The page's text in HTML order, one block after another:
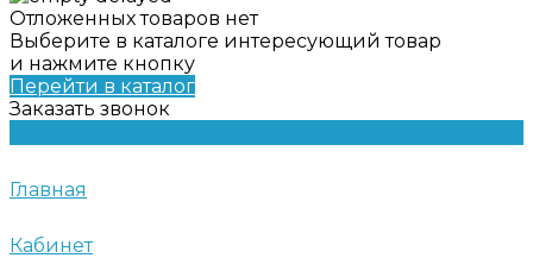
Отложенных товаров нет
Выберите в каталоге интересующий товар
и нажмите кнопку
Перейти в каталог
Заказать звонок
Главная
Кабинет